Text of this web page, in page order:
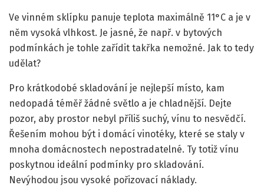
Ve vinném sklípku panuje teplota maximálně 11°C a je v
něm vysoká vlhkost. Je jasné, že např. v bytových
podmínkách je tohle zařídit takřka nemožné. Jak to tedy
udělat?
Pro krátkodobé skladování je nejlepší místo, kam
nedopadá téměř žádné světlo a je chladnější. Dejte
pozor, aby prostor nebyl příliš suchý, vínu to nesvědčí.
Řešením mohou být i domácí vinotéky, které se staly v
mnoha domácnostech nepostradatelné. Ty totiž vínu
poskytnou ideální podmínky pro skladování.
Nevýhodou jsou vysoké pořizovací náklady.